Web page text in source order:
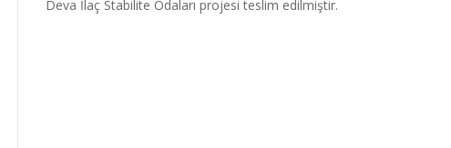
Deva İlaç Stabilite Odaları projesi teslim edilmiştir.